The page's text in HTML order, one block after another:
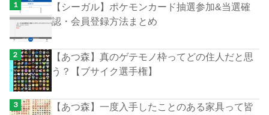
【シーガル】ポケモンカード抽選参加&当選確
認・会員登録方法まとめ
【あつ森】真のゲテモノ枠ってどの住人だと思
う？【ブサイク選手権】
【あつ森】一度入手したことのある家具って皆